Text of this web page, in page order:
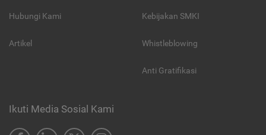
Hubungi Kami
Artikel
Kebijakan SMKI
Whistleblowing
Anti Gratifikasi
Ikuti Media Sosial Kami